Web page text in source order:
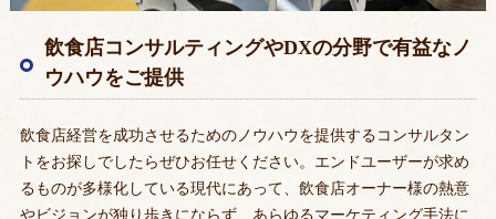
飲食店コンサルティングやDXの分野で有益なノ
ウハウをご提供
飲食店経営を成功させるためのノウハウを提供するコンサルタン
トをお探しでしたらぜひお任せください。エンドユーザーが求め
るものが多様化している現代にあって、飲食店オーナー様の熱意
やビジョンが独り歩きにならず、あらゆるマーケティング手法に